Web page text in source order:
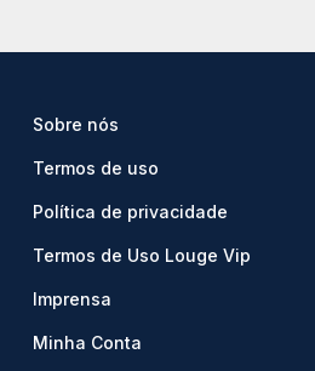
Sobre nós
Termos de uso
Política de privacidade
Termos de Uso Louge Vip
Imprensa
Minha Conta